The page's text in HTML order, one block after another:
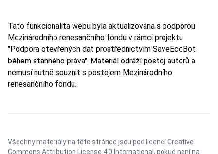
Tato funkcionalita webu byla aktualizována s podporou
Mezinárodního renesančního fondu v rámci projektu
"Podpora otevřených dat prostřednictvím SaveEcoBot
během stanného práva". Materiál odráží postoj autorů a
nemusí nutně souznit s postojem Mezinárodního
renesančního fondu.
Všechny materiály na této stránce jsou pod licencíCreative
Commons Attribution License 4.0 International , pokud není na